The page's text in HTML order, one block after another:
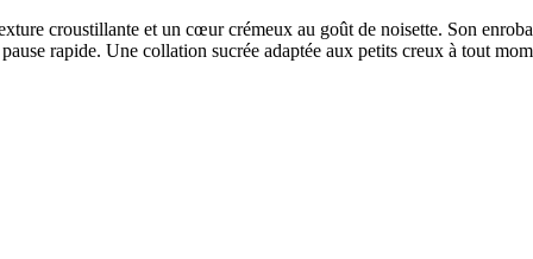
croustillante et un cœur crémeux au goût de noisette. Son
rapide. Une collation sucrée adaptée aux petits creux à tout